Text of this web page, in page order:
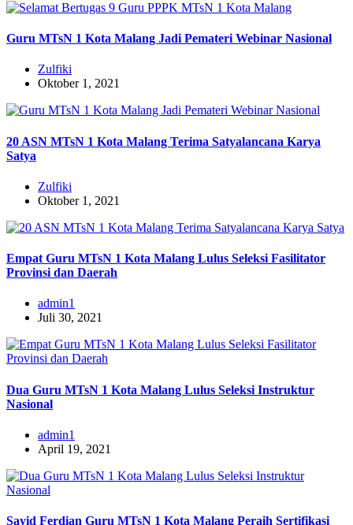
Guru MTsN 1 Kota Malang Jadi Pemateri Webinar Nasional
Zulfiki
Oktober 1, 2021
20 ASN MTsN 1 Kota Malang Terima Satyalancana Karya
Satya
Zulfiki
Oktober 1, 2021
Empat Guru MTsN 1 Kota Malang Lulus Seleksi Fasilitator
Provinsi dan Daerah
admin1
Juli 30, 2021
Dua Guru MTsN 1 Kota Malang Lulus Seleksi Instruktur
Nasional
admin1
April 19, 2021
Sayid Ferdian Guru MTsN 1 Kota Malang Peraih Sertifikasi